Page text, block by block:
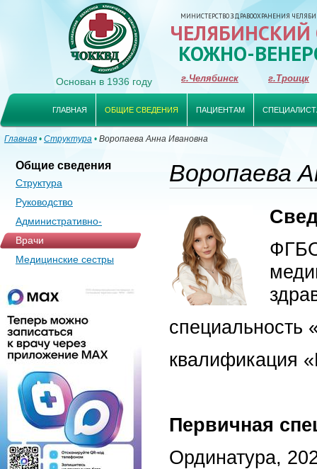
Основан в 1936 году
МИНИСТЕРСТВО ЗДРАВООХРАНЕНИЯ
КОЖНО-
г.Челябинск г.Троицк
ГЛАВНАЯ ОБЩИЕ СВЕДЕНИЯ ПАЦИЕНТАМ
Главная• Структура • Воропаева Анна Ивановна
Воропаева
специальность
квалификация
Первичная
Ординатура,
Общие сведения
Структура
Руководство
Административно-
управленческий аппарат
Врачи
Медицинские сестры